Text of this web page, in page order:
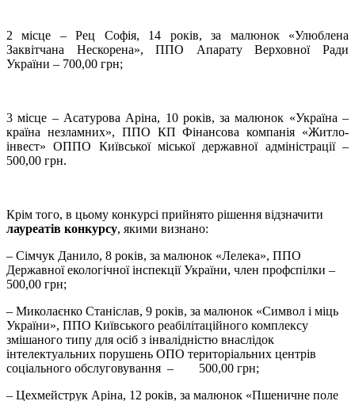
2 місце – Рец Софія, 14 років, за малюнок «Улюблена
Заквітчана Нескорена», ППО Апарату Верховної Ради
України – 700,00 грн;
3 місце – Асатурова Аріна, 10 років, за малюнок «Україна –
країна незламних», ППО КП Фінансова компанія «Житло-
інвест» ОППО Київської міської державної адміністрації –
500,00 грн.
Крім того, в цьому конкурсі прийнято рішення відзначити
лауреатів конкурсу, якими визнано:
– Сімчук Данило, 8 років, за малюнок «Лелека», ППО
Державної екологічної інспекції України, член профспілки –
500,00 грн;
– Миколаєнко Станіслав, 9 років, за малюнок «Символ і міць
України», ППО Київського реабілітаційного комплексу
змішаного типу для осіб з інвалідністю внаслідок
інтелектуальних порушень ОПО територіальних центрів
соціального обслуговування – 500,00 грн;
– Цехмейструк Аріна, 12 років, за малюнок «Пшеничне поле